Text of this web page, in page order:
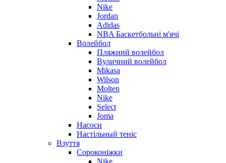
Nike
Jordan
Adidas
NBA Баскетбольні м'ячі
Волейбол
Пляжний волейбол
Вуличний волейбол
Mikasa
Wilson
Molten
Nike
Select
Joma
Насоси
Настільный теніс
Взуття
Сороконіжки